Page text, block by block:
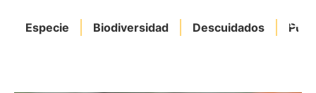
Especie Biodiversidad Descuidados